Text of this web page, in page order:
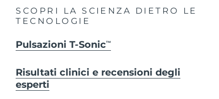
SCOPRI LA SCIENZA DIETRO LE
TECNOLOGIE
Pulsazioni T-SonicTM
Risultati clinici e recensioni degli
esperti